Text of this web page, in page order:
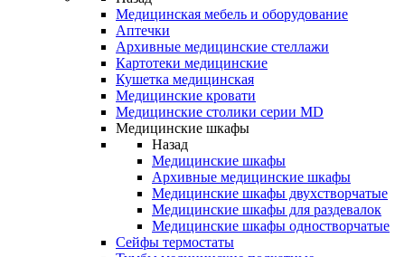
Медицинская мебель и оборудование
Аптечки
Архивные медицинские стеллажи
Картотеки медицинские
Кушетка медицинская
Медицинские кровати
Медицинские столики серии MD
Медицинские шкафы
Назад
Медицинские шкафы
Архивные медицинские шкафы
Медицинские шкафы двухстворчатые
Медицинские шкафы для раздевалок
Медицинские шкафы одностворчатые
Сейфы термостаты